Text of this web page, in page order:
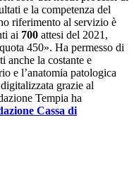
e la competenza del
riferimento al servizio è
ai 700 attesi del 2021,
450». Ha permesso di
anche la costante e
e l’anatomia patologica
grazie al
Tempia ha
Cassa di